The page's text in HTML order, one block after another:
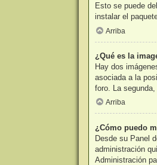
Esto se puede
instalar el
Arriba
¿Qué es la
Hay dos
asociada a la
foro. La
Arriba
¿Cómo puedo
Desde su Panel
administración
Administración